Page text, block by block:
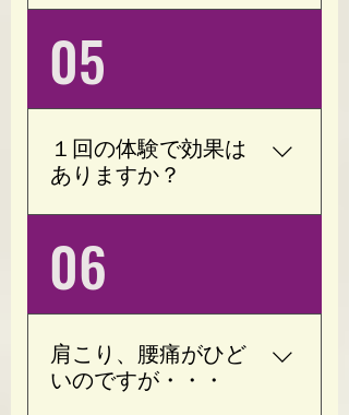
って異なりますが、週1回
（月4回）のペースから
始められる方が多くいら
っしゃいます。 無理なく
続けることを大切にして
おりますので、ライフス
タイルに合わせて月額プ
ランや回数券をご提案い
たします。 「ご希望があ
れば月6回・8回のご案内
も可能です。」
05
１回の体験で効果は
ありますか？
「身体が軽くなった」
「血行が良くなった」
「動きやすくなった」と
感じる方が多くいらっし
ゃいます。 継続すること
で、より効果を実感しや
06
肩こり、腰痛がひど
いのですが・・・